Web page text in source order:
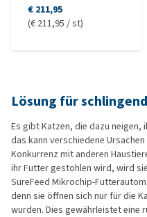
€ 211,95
(€ 211,95 / st)
Lösung für
Es gibt Katzen, die dazu neigen,
das kann verschiedene
Konkurrenz mit anderen
ihr Futter gestohlen wird, wird
SureFeed Mikrochip-
denn sie öffnen sich nur für die
wurden. Dies gewährleistet eine